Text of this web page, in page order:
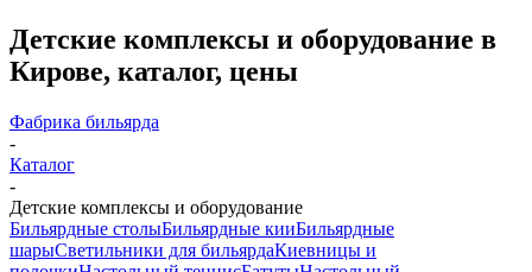
Детские комплексы и оборудование в
Кирове, каталог, цены
Фабрика бильярда
-
Каталог
-
Детские комплексы и оборудование
Бильярдные столыБильярдные кииБильярдные
шарыСветильники для бильярдаКиевницы и